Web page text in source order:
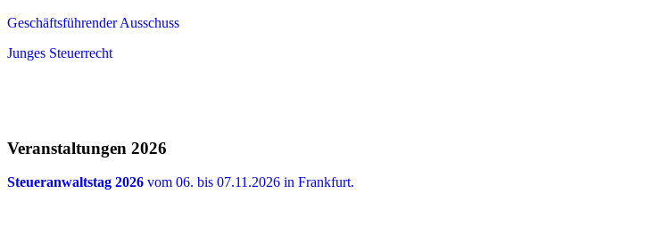
Geschäftsführender Ausschuss
Junges Steuerrecht
Veranstaltungen 2026
Steueranwaltstag 2026 vom 06. bis 07.11.2026 in Frankfurt.